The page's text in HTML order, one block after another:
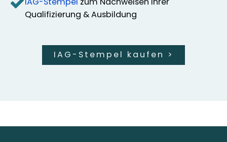
Qualifizierung & Ausbildung
IAG-Stempel kaufen >